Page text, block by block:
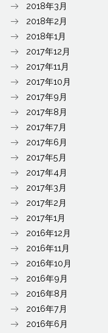
2018年3月
2018年2月
2018年1月
2017年12月
2017年11月
2017年10月
2017年9月
2017年8月
2017年7月
2017年6月
2017年5月
2017年4月
2017年3月
2017年2月
2017年1月
2016年12月
2016年11月
2016年10月
2016年9月
2016年8月
2016年7月
2016年6月